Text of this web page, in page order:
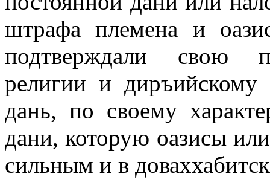
штрафа племена и
подтверждали свою
религии и
дань, по своему
дани, которую оазисы
сильным и в